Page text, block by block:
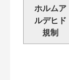
ホルムア
ルデヒド
規制